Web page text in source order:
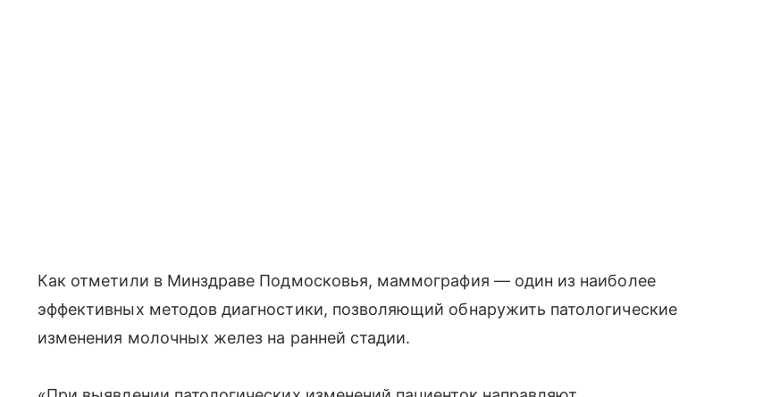
Как отметили в Минздраве Подмосковья, маммография — один из наиболее
эффективных методов диагностики, позволяющий обнаружить патологические
изменения молочных желез на ранней стадии.